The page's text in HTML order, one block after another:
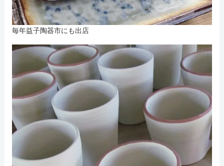
毎年益子陶器市にも出店